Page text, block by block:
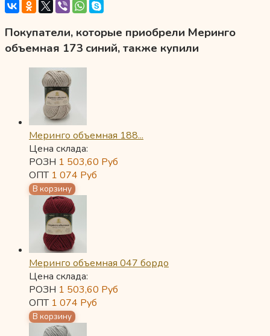
Покупатели, которые приобрели Меринго
объемная 173 синий, также купили
Меринго объемная 188...
Цена склада:
РОЗН 1 503,60 Руб
ОПТ 1 074 Руб
Меринго объемная 047 бордо
Цена склада:
РОЗН 1 503,60 Руб
ОПТ 1 074 Руб